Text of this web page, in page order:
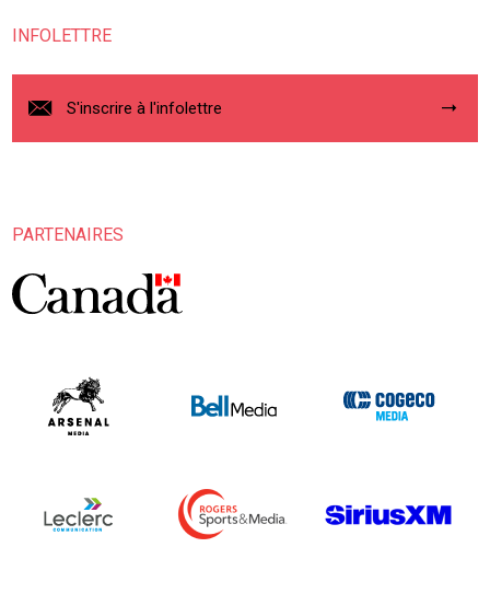
INFOLETTRE
S'inscrire à l'infolettre
PARTENAIRES